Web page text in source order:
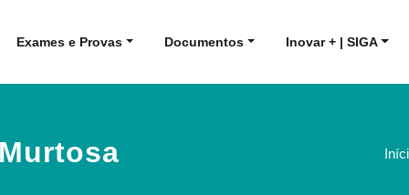
Exames e Provas Documentos Inovar + | SIGA